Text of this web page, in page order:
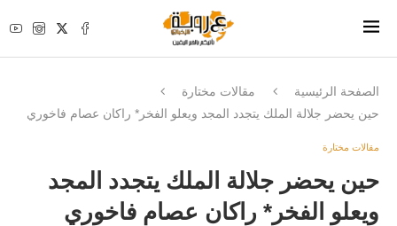
الصفحة الرئيسية
مقالات مختارة
حين يحضر جلالة الملك يتجدد المجد ويعلو الفخر* راكان عصام فاخوري
مقالات مختارة
حين يحضر جلالة الملك يتجدد المجد
ويعلو الفخر* راكان عصام فاخوري